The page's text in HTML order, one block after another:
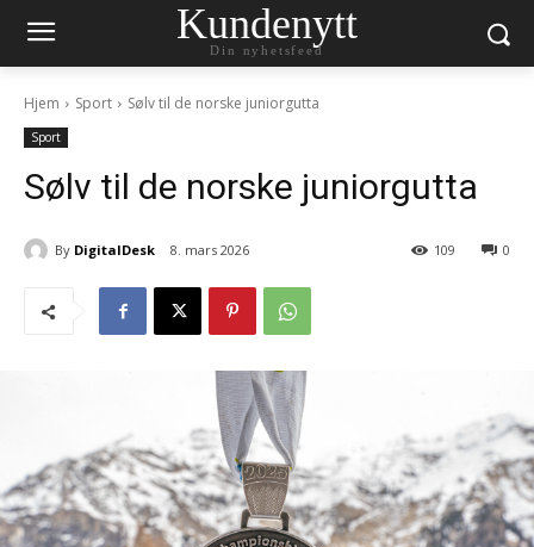
Kundenytt
Din nyhetsfeed
Hjem Sport Sølv til de norske juniorgutta
Sport
Sølv til de norske juniorgutta
By DigitalDesk 8. mars 2026 0
109